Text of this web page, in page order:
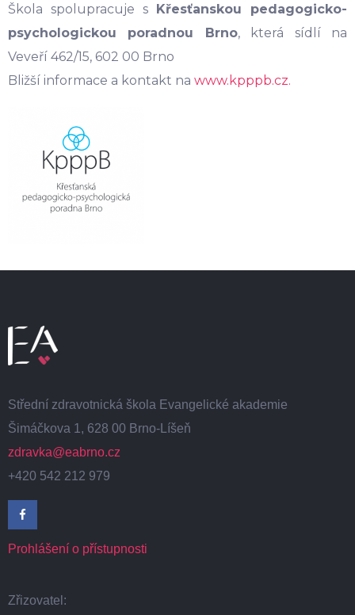
Škola spolupracuje s Křesťanskou pedagogicko-
psychologickou poradnou Brno, která sídlí na
Veveří 462/15, 602 00 Brno
Bližší informace a kontakt na www.kpppb.cz.
Střední zdravotnická škola Evangelické akademie
Šimáčkova 1, 628 00 Brno-Líšeň
zdravka@eabrno.cz
+420 542 212 979
Prohlášení o přístupnosti
Zřizovatel: